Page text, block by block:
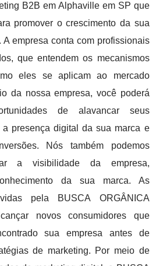
B2B em Alphaville em SP que
promover o crescimento da sua
A empresa conta com profissionais
que entendem os mecanismos
eles se aplicam ao mercado
da nossa empresa, você poderá
de alavancar seus
a presença digital da sua marca e
Nós também podemos
a visibilidade da empresa,
da sua marca. As
pela BUSCA ORGÂNICA
novos consumidores que
sua empresa antes de
de marketing. Por meio de